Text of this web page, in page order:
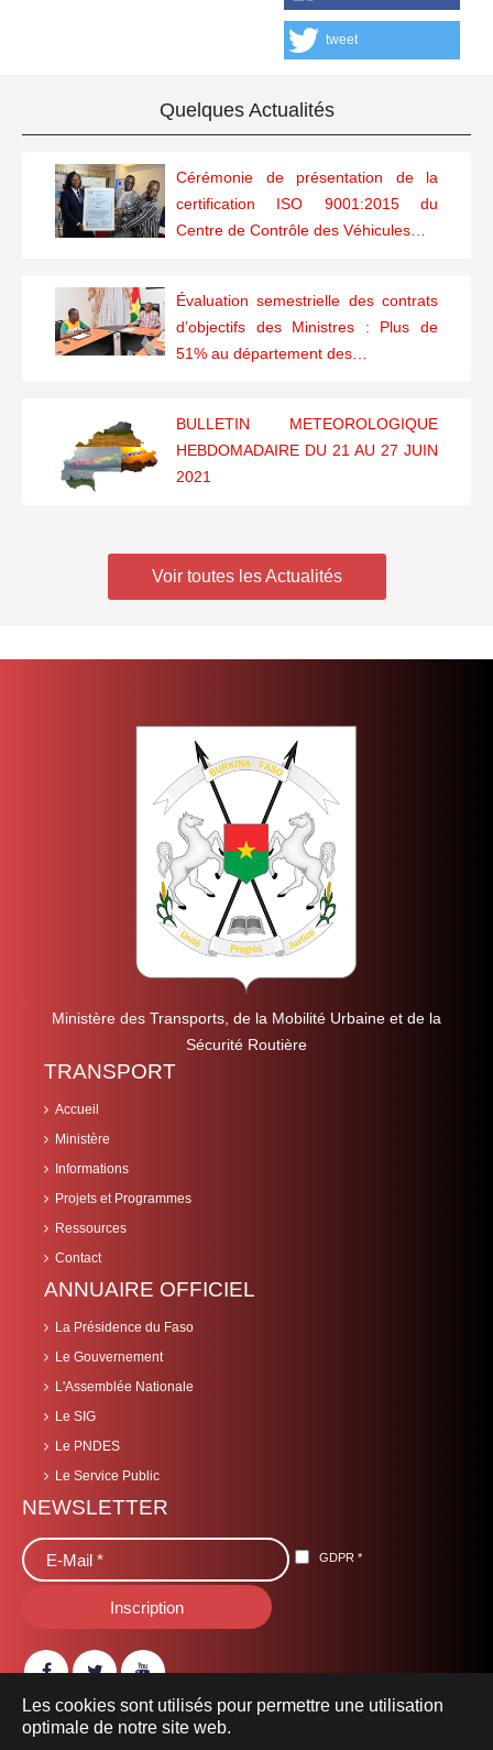
Les cookies sont utilisés pour permettre une utilisation
optimale de notre site web.
tweet
Quelques Actualités
Cérémonie de présentation de la
certification ISO 9001:2015 du
Centre de Contrôle des Véhicules…
Évaluation semestrielle des contrats
d’objectifs des Ministres : Plus de
51% au département des…
BULLETIN METEOROLOGIQUE
HEBDOMADAIRE DU 21 AU 27 JUIN
2021
Voir toutes les Actualités
Ministère des Transports, de la Mobilité Urbaine et de la
Sécurité Routière
TRANSPORT
Accueil
Ministère
Informations
Projets et Programmes
Ressources
Contact
ANNUAIRE OFFICIEL
La Présidence du Faso
Le Gouvernement
L'Assemblée Nationale
Le SIG
Le PNDES
Le Service Public
NEWSLETTER
GDPR *
© 2019 Ministère des Transports, de la Mobilité Urbaine et de la